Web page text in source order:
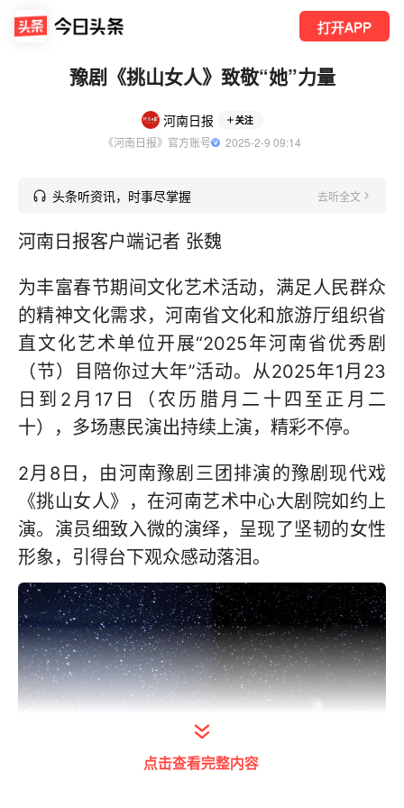
打开APP
豫剧《挑山女人》致敬“她”力量
河南日报 关注
《河南日报》官方账号
  2025-2-9 09:14
头条听资讯，时事尽掌握 去听全文
河南日报客户端记者 张魏
为丰富春节期间文化艺术活动，满足人民群众
的精神文化需求，河南省文化和旅游厅组织省
直文化艺术单位开展“2025年河南省优秀剧
（节）目陪你过大年”活动。从2025年1月23
日到2月17日（农历腊月二十四至正月二
十），多场惠民演出持续上演，精彩不停。
2月8日，由河南豫剧三团排演的豫剧现代戏
《挑山女人》，在河南艺术中心大剧院如约上
演。演员细致入微的演绎，呈现了坚韧的女性
形象，引得台下观众感动落泪。
点击查看完整内容